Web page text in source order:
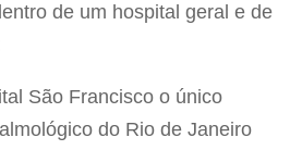
de um hospital geral e de
São Francisco o único
do Rio de Janeiro